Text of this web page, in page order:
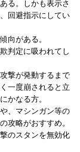
る。しかも表示さ
回避指示にしてい
向がある。
判定に吸われてし
撃が発動するまで
一度崩されると立
かなる方。
、マシンガン等の
攻略がおすすめ。
のスタンを無効化